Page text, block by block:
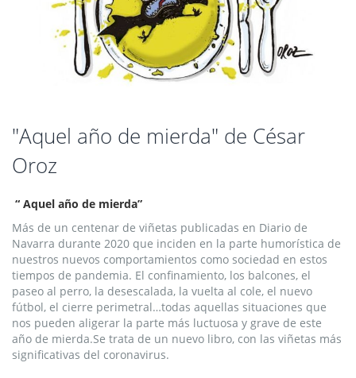
"Aquel año de mierda" de César
Oroz
“ Aquel año de mierda”
Más de un centenar de viñetas publicadas en Diario de
Navarra durante 2020 que inciden en la parte humorística de
nuestros nuevos comportamientos como sociedad en estos
tiempos de pandemia. El confinamiento, los balcones, el
paseo al perro, la desescalada, la vuelta al cole, el nuevo
fútbol, el cierre perimetral…todas aquellas situaciones que
nos pueden aligerar la parte más luctuosa y grave de este
año de mierda.Se trata de un nuevo libro, con las viñetas más
significativas del coronavirus.
Saltar
al
comienzo
de
galería
de
imágenes